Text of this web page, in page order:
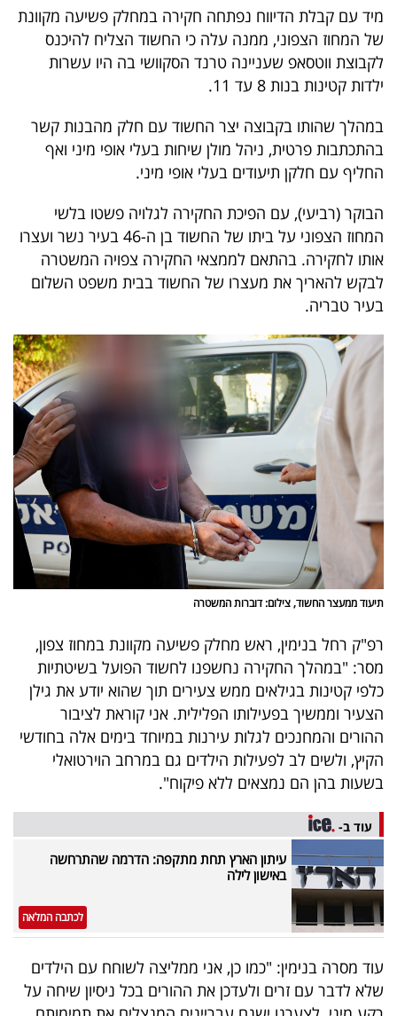
5
המילון
הכלכלי
פודקאסט
40
UNDER
40
שיתופי
פעולה
דרושים
ניוזלטרים
מייל
אדום
באייס
עקבו
אחרינו:
מיד עם קבלת הדיווח נפתחה חקירה במחלק פשיעה מקוונת
של המחוז הצפוני, ממנה עלה כי החשוד הצליח להיכנס
לקבוצת ווטסאפ שעניינה טרנד הסקוושי בה היו עשרות
ילדות קטינות בנות 8 עד 11.
במהלך שהותו בקבוצה יצר החשוד עם חלק מהבנות קשר
בהתכתבות פרטית, ניהל מולן שיחות בעלי אופי מיני ואף
החליף עם חלקן תיעודים בעלי אופי מיני.
הבוקר (רביעי), עם הפיכת החקירה לגלויה פשטו בלשי
המחוז הצפוני על ביתו של החשוד בן ה-46 בעיר נשר ועצרו
אותו לחקירה. בהתאם לממצאי החקירה צפויה המשטרה
לבקש להאריך את מעצרו של החשוד בבית משפט השלום
בעיר טבריה.
תיעוד ממעצר החשוד, צילום: דוברות המשטרה
רפ"ק רחל בנימין, ראש מחלק פשיעה מקוונת במחוז צפון,
מסר: "במהלך החקירה נחשפנו לחשוד הפועל בשיטתיות
כלפי קטינות בגילאים ממש צעירים תוך שהוא יודע את גילן
הצעיר וממשיך בפעילותו הפלילית. אני קוראת לציבור
ההורים והמחנכים לגלות עירנות במיוחד בימים אלה בחודשי
הקיץ, ולשים לב לפעילות הילדים גם במרחב הוירטואלי
בשעות בהן הם נמצאים ללא פיקוח".
עוד ב-
עיתון הארץ תחת מתקפה: הדרמה שהתרחשה
באישון לילה
לכתבה המלאה
עוד מסרה בנימין: "כמו כן, אני ממליצה לשוחח עם הילדים
שלא לדבר עם זרים ולעדכן את ההורים בכל ניסיון שיחה על